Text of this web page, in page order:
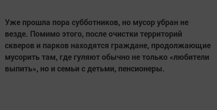
Уже прошла пора субботников, но мусор убран не
везде. Помимо этого, после очистки территорий
скверов и парков находятся граждане, продолжающие
мусорить там, где гуляют обычно не только «любители
выпить», но и семьи с детьми, пенсионеры.